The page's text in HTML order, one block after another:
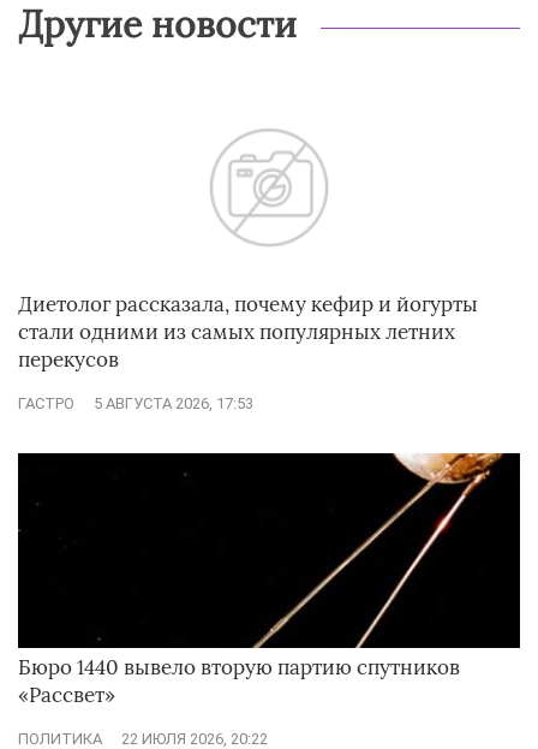
Другие новости
Диетолог рассказала, почему кефир и йогурты
стали одними из самых популярных летних
перекусов
ГАСТРО 5 АВГУСТА 2026, 17:53
Бюро 1440 вывело вторую партию спутников
«Рассвет»
ПОЛИТИКА 22 ИЮЛЯ 2026, 20:22